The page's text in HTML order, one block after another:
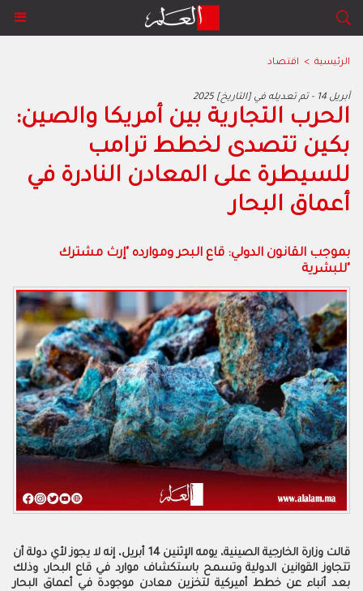
الرئيسية > اقتصاد
2025 أبريل 14 - تم تعديله في [التاريخ]
الحرب التجارية بين أمريكا والصين:
بكين تتصدى لخطط ترامب
للسيطرة على المعادن النادرة في
أعماق البحار
بموجب القانون الدولي: قاع البحر وموارده "إرث مشترك
للبشرية"
قالت وزارة الخارجية الصينية، يومه الإثنين 14 أبريل، إنه لا يجوز لأي دولة أن
تتجاوز القوانين الدولية وتسمح باستكشاف موارد في قاع البحار، وذلك
بعد أنباء عن خطط أميركية لتخزين معادن موجودة في أعماق البحار